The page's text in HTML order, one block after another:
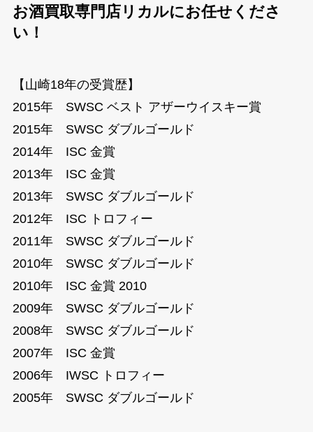
お酒買取専門店リカルにお任せくださ
い！
【山崎18年の受賞歴】
2015年 SWSC ベスト アザーウイスキー賞
2015年 SWSC ダブルゴールド
2014年 ISC 金賞
2013年 ISC 金賞
2013年 SWSC ダブルゴールド
2012年 ISC トロフィー
2011年 SWSC ダブルゴールド
2010年 SWSC ダブルゴールド
2010年 ISC 金賞 2010
2009年 SWSC ダブルゴールド
2008年 SWSC ダブルゴールド
2007年 ISC 金賞
2006年 IWSC トロフィー
2005年 SWSC ダブルゴールド